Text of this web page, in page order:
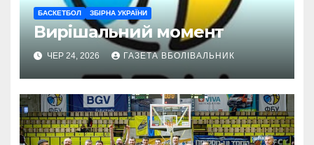
БАСКЕТБОЛ ЗБІРНА УКРАЇНИ
Вирішальний момент
ЧЕР 24, 2026 ГАЗЕТА ВБОЛІВАЛЬНИК